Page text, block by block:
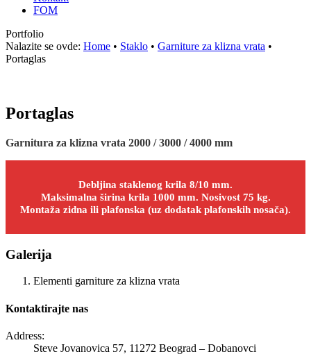
FOM
Portfolio
Nalazite se ovde: Home • Staklo • Garniture za klizna vrata •
Portaglas
Portaglas
Garnitura za klizna vrata 2000 / 3000 / 4000 mm
Debljina staklenog krila 8/10 mm.
Maksimalna širina krila 1000 mm. Nosivost 75 kg.
Montaža zidna ili plafonska (uz dodatak plafonskih nosača).
Galerija
Elementi garniture za klizna vrata
Kontaktirajte nas
Address:
Steve Jovanovica 57, 11272 Beograd – Dobanovci